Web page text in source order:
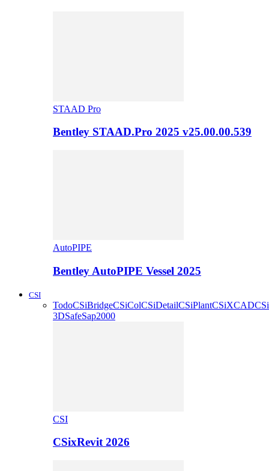
STAAD Pro
Bentley STAAD.Pro 2025 v25.00.00.539
AutoPIPE
Bentley AutoPIPE Vessel 2025
CSI
TodoCSiBridgeCSiColCSiDetailCSiPlantCSiXCAD
3DSafeSap2000
CSI
CSixRevit 2026